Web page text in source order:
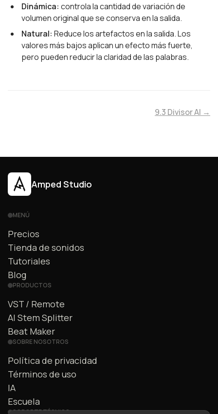
Dinámica: controla la cantidad de variación de
volumen original que se conserva en la salida.
Natural: Reduce los artefactos en la salida. Los
valores más bajos aplican un efecto más fuerte,
pero pueden reducir la claridad de las palabras.
9.3 Divisor AI →
Amped Studio
MENÚ
Precios
Tienda de sonidos
Tutoriales
Blog
PRODUCTOS
VST / Remote
AI Stem Splitter
Beat Maker
SOBRE NOSOTROS
Política de privacidad
Términos de uso
IA
Escuela
SOPORTE TÉCNICO